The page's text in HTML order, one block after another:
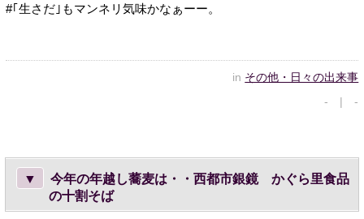
#｢生さだ｣もマンネリ気味かなぁーー。
in その他・日々の出来事
- | -
▼
今年の年越し蕎麦は・・西都市銀鏡 かぐら里食品
の十割そば